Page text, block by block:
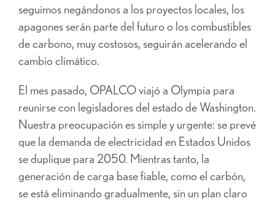
seguimos negándonos a los proyectos locales, los
apagones serán parte del futuro o los combustibles
de carbono, muy costosos, seguirán acelerando el
cambio climático.
El mes pasado, OPALCO viajó a Olympia para
reunirse con legisladores del estado de Washington.
Nuestra preocupación es simple y urgente: se prevé
que la demanda de electricidad en Estados Unidos
se duplique para 2050. Mientras tanto, la
generación de carga base fiable, como el carbón,
se está eliminando gradualmente, sin un plan claro